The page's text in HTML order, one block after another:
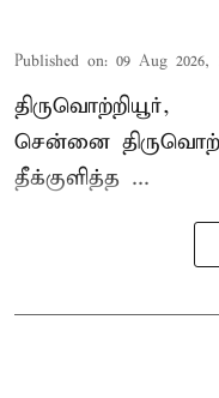
Published on: 09 Aug 2026,
திருவொற்றியூர்,
சென்னை
தீக்குளித்த ...